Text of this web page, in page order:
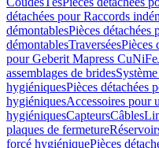
détachées pour Raccords
démontablesPièces détachées
démontablesTraverséesPièces
pour Geberit Mapress CuNiFe
assemblages de brides
hygiéniquesPièces détachées
hygiéniquesAccessoires pour
hygiéniquesCapteursCâbles
plaques de fermeture
forcé hygiéniquePièces